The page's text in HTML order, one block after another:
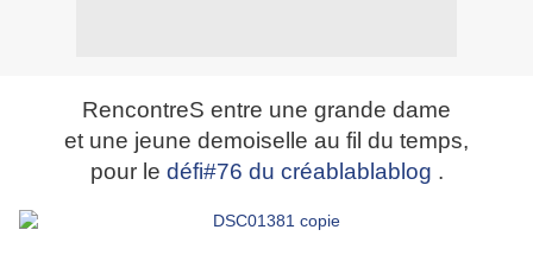
RencontreS entre une grande dame
et une jeune demoiselle au fil du temps,
pour le défi#76 du créablablablog .